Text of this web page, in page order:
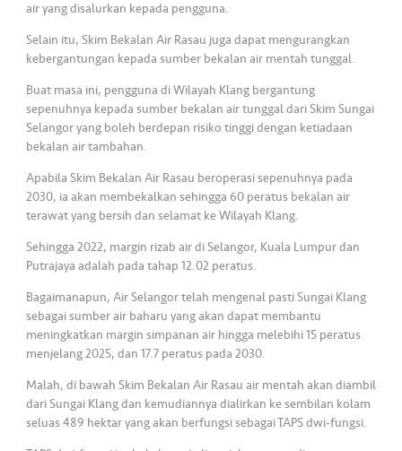
air yang disalurkan kepada pengguna.
Selain itu, Skim Bekalan Air Rasau juga dapat mengurangkan
kebergantungan kepada sumber bekalan air mentah tunggal.
Buat masa ini, pengguna di Wilayah Klang bergantung
sepenuhnya kepada sumber bekalan air tunggal dari Skim Sungai
Selangor yang boleh berdepan risiko tinggi dengan ketiadaan
bekalan air tambahan.
Apabila Skim Bekalan Air Rasau beroperasi sepenuhnya pada
2030, ia akan membekalkan sehingga 60 peratus bekalan air
terawat yang bersih dan selamat ke Wilayah Klang.
Sehingga 2022, margin rizab air di Selangor, Kuala Lumpur dan
Putrajaya adalah pada tahap 12.02 peratus.
Bagaimanapun, Air Selangor telah mengenal pasti Sungai Klang
sebagai sumber air baharu yang akan dapat membantu
meningkatkan margin simpanan air hingga melebihi 15 peratus
menjelang 2025, dan 17.7 peratus pada 2030.
Malah, di bawah Skim Bekalan Air Rasau air mentah akan diambil
dari Sungai Klang dan kemudiannya dialirkan ke sembilan kolam
seluas 489 hektar yang akan berfungsi sebagai TAPS dwi-fungsi.